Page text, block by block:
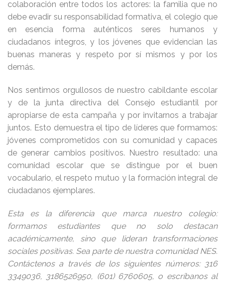
colaboración entre todos los actores: la familia que no
debe evadir su responsabilidad formativa, el colegio que
en esencia forma auténticos seres humanos y
ciudadanos íntegros, y los jóvenes que evidencian las
buenas maneras y respeto por sí mismos y por los
demás.
Nos sentimos orgullosos de nuestro cabildante escolar
y de la junta directiva del Consejo estudiantil por
apropiarse de esta campaña y por invitarnos a trabajar
juntos. Esto demuestra el tipo de líderes que formamos:
jóvenes comprometidos con su comunidad y capaces
de generar cambios positivos. Nuestro resultado: una
comunidad escolar que se distingue por el buen
vocabulario, el respeto mutuo y la formación integral de
ciudadanos ejemplares.
Esta es la diferencia que marca nuestro colegio:
formamos estudiantes que no solo destacan
académicamente, sino que lideran transformaciones
sociales positivas. Sea parte de nuestra comunidad NES.
Contáctenos a través de los siguientes números: 316
3349036, 3186526950, (601) 6760605, o escríbanos al